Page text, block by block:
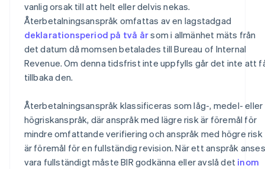
vanlig orsak till att helt eller delvis nekas.
Återbetalningsanspråk omfattas av en lagstadgad
deklarationsperiod på två årsom i allmänhet mäts från
det datum då momsen betalades till Bureau of Internal
Revenue. Om denna tidsfrist inte uppfylls går det inte att
tillbaka den.
Återbetalningsanspråk klassificeras som låg-, medel- eller
högriskanspråk, där anspråk med lägre risk är föremål för
mindre omfattande verifiering och anspråk med högre risk
är föremål för en fullständig revision. När ett anspråk anses
vara fullständigt måste BIR godkänna eller avslå det inom